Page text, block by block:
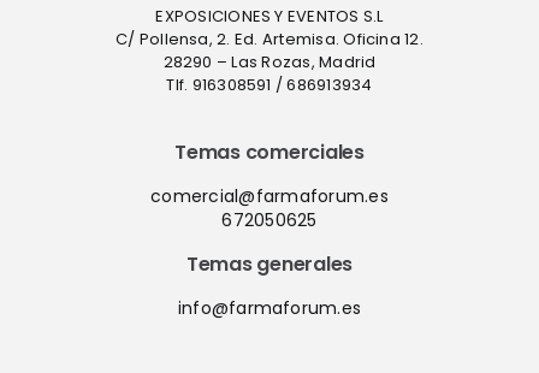
EXPOSICIONES Y EVENTOS S.L
C/ Pollensa, 2. Ed. Artemisa. Oficina 12.
28290 – Las Rozas, Madrid
Tlf. 916308591 / 686913934
Temas comerciales
comercial@farmaforum.es
672050625
Temas generales
info@farmaforum.es